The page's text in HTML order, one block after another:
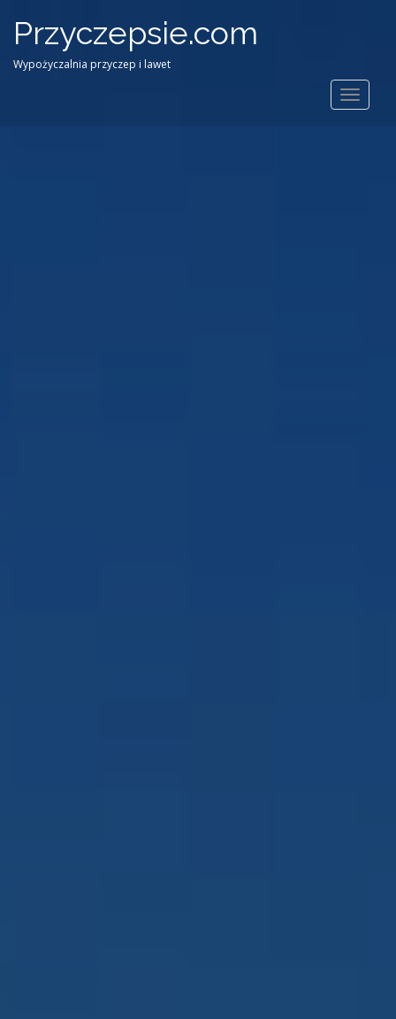
Przyczepsie.com
Wypożyczalnia przyczep i lawet
Toggle